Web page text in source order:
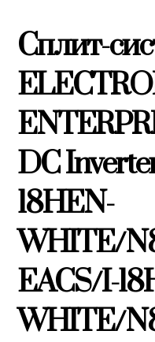
Сплит-
DC
18HEN-
WHITE/
EACS/I-
WHITE/